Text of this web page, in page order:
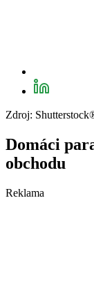
Zdroj:
Domáci
obchodu
Reklama